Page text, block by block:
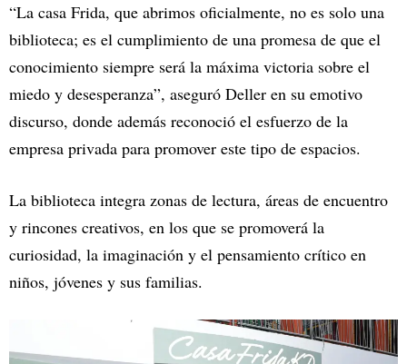
“La casa Frida, que abrimos oficialmente, no es solo una
biblioteca; es el cumplimiento de una promesa de que el
conocimiento siempre será la máxima victoria sobre el
miedo y desesperanza”, aseguró Deller en su emotivo
discurso, donde además reconoció el esfuerzo de la
empresa privada para promover este tipo de espacios.
La biblioteca integra zonas de lectura, áreas de encuentro
y rincones creativos, en los que se promoverá la
curiosidad, la imaginación y el pensamiento crítico en
niños, jóvenes y sus familias.